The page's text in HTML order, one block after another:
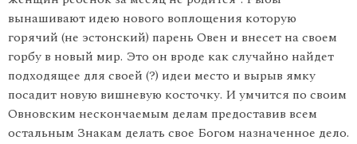
вынашивают идею нового воплощения которую
горячий (не эстонский) парень Овен и внесет на своем
горбу в новый мир. Это он вроде как случайно найдет
подходящее для своей (?) идеи место и вырыв ямку
посадит новую вишневую косточку. И умчится по своим
Овновским нескончаемым делам предоставив всем
остальным Знакам делать свое Богом назначенное дело.